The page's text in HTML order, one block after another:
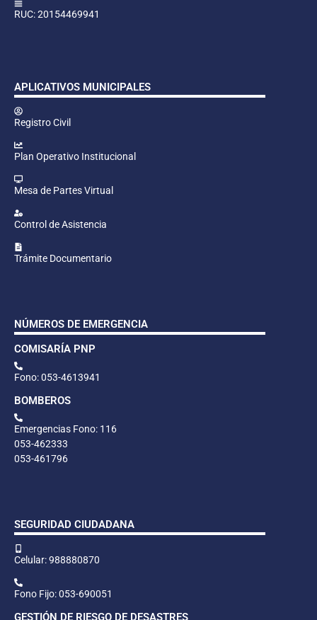
RUC: 20154469941
APLICATIVOS MUNICIPALES
Registro Civil
Plan Operativo Institucional
Mesa de Partes Virtual
Control de Asistencia
Trámite Documentario
NÚMEROS DE EMERGENCIA
COMISARÍA PNP
Fono: 053-4613941
BOMBEROS
Emergencias Fono: 116
053-462333
053-461796
SEGURIDAD CIUDADANA
Celular: 988880870
Fono Fijo: 053-690051
GESTIÓN DE RIESGO DE DESASTRES